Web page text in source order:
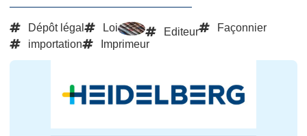
Dépôt légal Loi Editeur
Façonnier
importation
Imprimeur